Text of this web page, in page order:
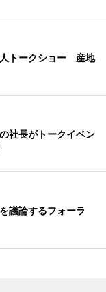
トークショー 産地
社長がトークイベン
議論するフォーラ